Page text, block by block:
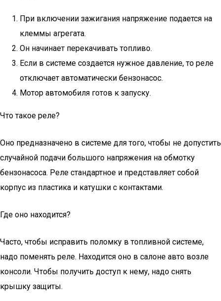
При включении зажигания напряжение подается на
клеммы агрегата.
Он начинает перекачивать топливо.
Если в системе создается нужное давление, то реле
отключает автоматически бензонасос.
Мотор автомобиля готов к запуску.
Что такое реле?
Оно предназначено в системе для того, чтобы не допустить
случайной подачи большого напряжения на обмотку
бензонасоса. Реле стандартное и представляет собой
корпус из пластика и катушки с контактами.
Где оно находится?
Часто, чтобы исправить поломку в топливной системе,
надо поменять реле. Находится оно в салоне авто возле
консоли. Чтобы получить доступ к нему, надо снять
крышку защиты.